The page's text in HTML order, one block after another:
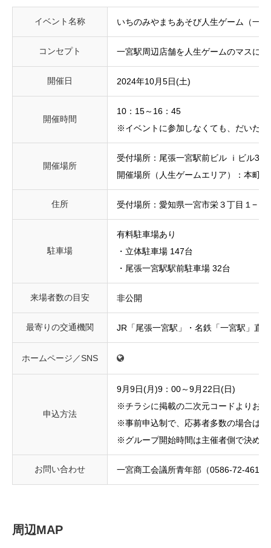
イベント名称 いちのみやまちあそび人生ゲーム（一
コンセプト 一宮駅周辺店舗を人生ゲームのマスに
開催日 2024年10月5日(土)
開催時間
10：15～16：45
※イベントに参加しなくても、だいだ
開催場所
受付場所：尾張一宮駅前ビル ｉビル
開催場所（人生ゲームエリア）：本町
住所 受付場所：愛知県一宮市栄３丁目１−２
駐車場
有料駐車場あり
・立体駐車場 147台
・尾張一宮駅駅前駐車場 32台
来場者数の目安 非公開
最寄りの交通機関 JR「尾張一宮駅」・名鉄「一宮駅」直結
ホームページ／SNS
申込方法
9月9日(月)9：00～9月22日(日)
※チラシに掲載の二次元コードよりお
※事前申込制で、応募者多数の場合は
※グループ開始時間は主催者側で決め
お問い合わせ 一宮商工会議所青年部（0586-72-4611
周辺MAP